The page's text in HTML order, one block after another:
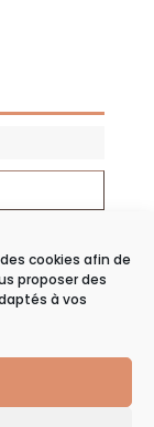
cookies afin de
proposer des
à vos